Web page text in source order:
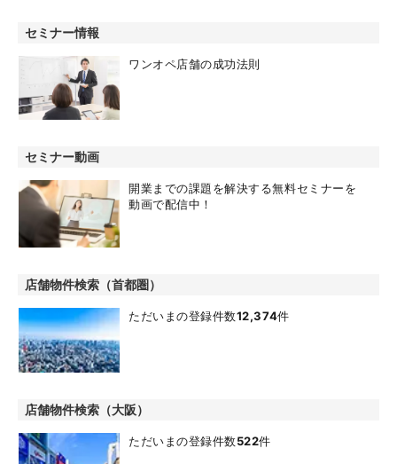
セミナー情報
ワンオペ店舗の成功法則
セミナー動画
開業までの課題を解決する無料セミナーを
動画で配信中！
店舗物件検索（首都圏）
ただいまの登録件数12,374件
店舗物件検索（大阪）
ただいまの登録件数522件